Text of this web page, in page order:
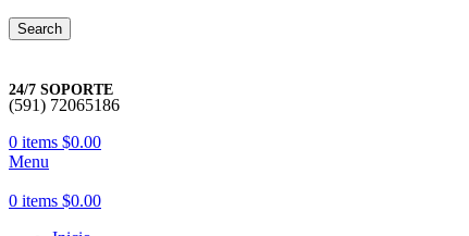
Search
24/7 SOPORTE
(591) 72065186
0 items $0.00
Menu
0 items $0.00